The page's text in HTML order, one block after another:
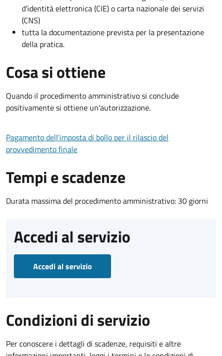
d’identità elettronica (CIE) o carta nazionale dei servizi
(CNS)
tutta la documentazione prevista per la presentazione
della pratica.
Cosa si ottiene
Quando il procedimento amministrativo si conclude
positivamente si ottiene un'autorizzazione.
Pagamento dell'imposta di bollo per il rilascio del
provvedimento finale
Tempi e scadenze
Durata massima del procedimento amministrativo: 30 giorni
Accedi al servizio
Accedi al servizio
Condizioni di servizio
Per conoscere i dettagli di scadenze, requisiti e altre